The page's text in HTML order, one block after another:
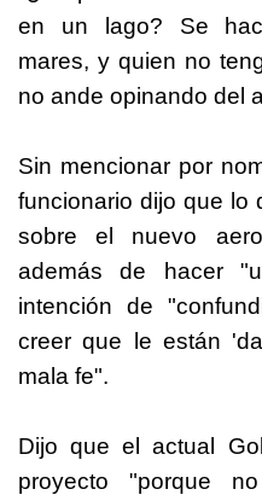
en un lago? Se
mares, y quien no
no ande opinando del
Sin mencionar por
funcionario dijo que lo
sobre el nuevo
además de hacer
intención de
creer que le están
mala fe".
Dijo que el actual
proyecto "porque